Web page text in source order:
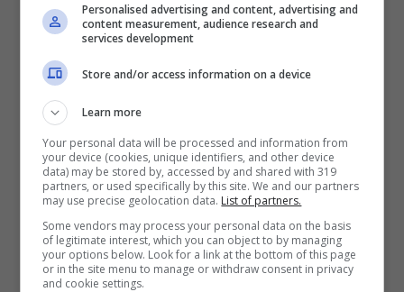
Articoli recentiDisney+: Tra Piani Gratuiti
e Collaborazioni con
TikTok per Contrastare
l’Ascesa di YouTube
Da Gioco a Tragedia:
Chiede 176 Milioni per
Paralisi Causata da
Personalised advertising and content, advertising and
content measurement, audience research and
services development
Store and/or access information on a device
Learn more
Your personal data will be processed and information from
your device (cookies, unique identifiers, and other device
data) may be stored by, accessed by and shared with 319
partners, or used specifically by this site. We and our partners
may use precise geolocation data. List of partners.
Some vendors may process your personal data on the basis
of legitimate interest, which you can object to by managing
your options below. Look for a link at the bottom of this page
or in the site menu to manage or withdraw consent in privacy
and cookie settings.